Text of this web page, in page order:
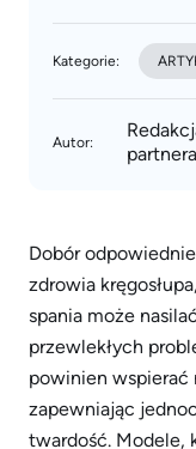
Autor:
partnera
Kategorie:
Dobór
zdrowia
spania może
przewlekłych
powinien wspierać
zapewniając
twardość. Modele,